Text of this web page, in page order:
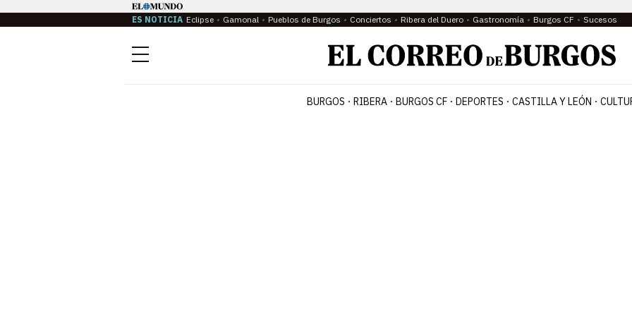
ES NOTICIA Eclipse Gamonal Pueblos de Burgos Conciertos Ribera del Duero Gastronomía Burgos CF Sucesos
Menú
BURGOS RIBERA BURGOS CF DEPORTES CASTILLA Y LEÓN